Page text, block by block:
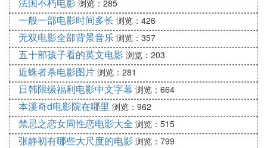
浏览：285
一般一部电影时间多长 浏览：426
无双电影全部背景音乐 浏览：357
五十部孩子看的英文电影 浏览：203
近蛛者杀电影图片 浏览：281
日韩限级福利电影中文字幕 浏览：664
本溪奇d电影院在哪里 浏览：962
禁忌之恋女同性恋电影大全 浏览：515
张静初有哪些大尺度的电影 浏览：799